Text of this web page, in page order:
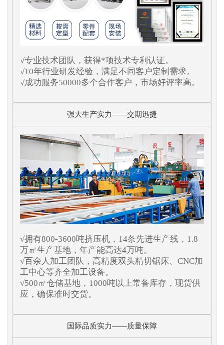
√专业技术团队，获得*项技术专利认证。
√10年行业研发经验，满足不同客户定制需求。
√成功服务50000多个合作客户，市场好评率高。
强大生产实力——交期迅捷
√拥有800-3600吨挤压机，14条先进生产线，1.8
万㎡生产基地，年产能高达4万吨。
√百余人加工团队，高精度双头精切锯床、CNC加
工中心等齐全加工设备。
√500㎡仓储基地，1000吨以上常备库存，现货供
应，确保准时交货。
国际品质实力——质量保障